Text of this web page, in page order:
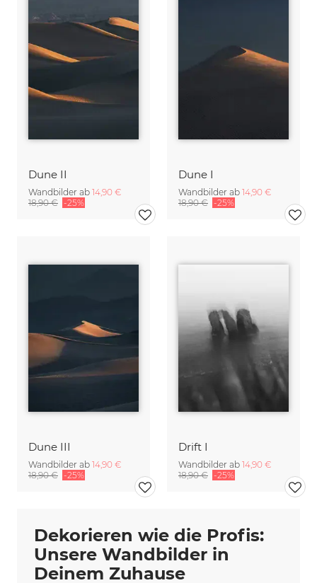
Dune II
Wandbilder ab 14,90 €
18,90 € -25%
Dune I
Wandbilder ab 14,90 €
18,90 € -25%
Dune III
Wandbilder ab 14,90 €
18,90 € -25%
Drift I
Wandbilder ab 14,90 €
18,90 € -25%
Dekorieren wie die Profis:
Unsere Wandbilder in
Deinem Zuhause